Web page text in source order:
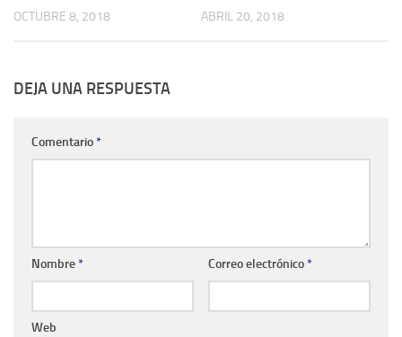
OCTUBRE 8, 2018 ABRIL 20, 2018
DEJA UNA RESPUESTA
Comentario*
Nombre* Correo electrónico*
Web